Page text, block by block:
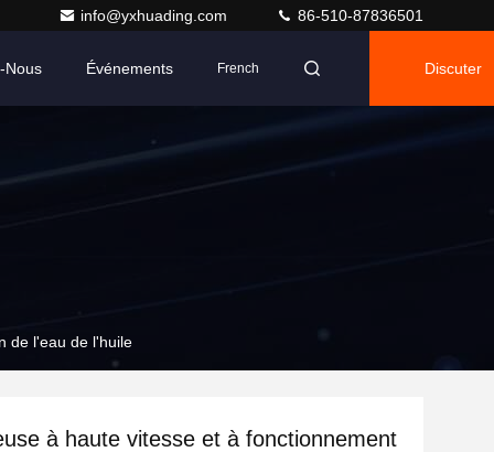
info@yxhuading.com 86-510-87836501
Nous Événements French Discuter
de l'eau de l'huile
à haute vitesse et à fonctionnement